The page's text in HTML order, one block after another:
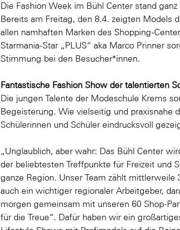
Die Fashion Week im Bühl Center stand
Bereits am Freitag, den 8.4. zeigten Models
allen namhaften Marken des Shopping-
Starmania-Star „PLUS“ aka Marco Prinner
Stimmung bei den Besucher*innen.
Fantastische Fashion Show der talentierten
Die jungen Talente der Modeschule Krems
Begeisterung. Wie vielseitig und praxisnahe
Schülerinnen und Schüler eindrucksvoll
„Unglaublich, aber wahr: Das Bühl Center
der beliebtesten Treffpunkte für Freizeit und
ganze Region. Unser Team zählt
auch ein wichtiger regionaler Arbeitgeber,
morgen gemeinsam mit unseren 60 Shop-
für die Treue“. Dafür haben wir ein